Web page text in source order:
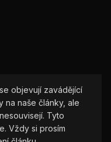
objevují zavádějící
na naše články, ale
Tyto
Vždy si prosím